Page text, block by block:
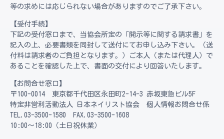
等の求めには応じられない場合がありますのでご了承下さい。
【受付手続】
下記の受付窓口まで、当協会所定の「開示等に関する請求書」を
記入の上、必要書類を同封して送付にてお申し込み下さい。（送
付料は請求者のご負担となります。）ご本人（または代理人）で
あることを確認した上で、書面の交付により回答いたします。
【お問合せ窓口】
〒100-0014 東京都千代田区永田町2-14-3 赤坂東急ビル5F
特定非営利活動法人 日本ネイリスト協会 個人情報お問合せ係
TEL.03-3500-1580 FAX.03-3500-1608
10:00～18:00（土日祝休業）